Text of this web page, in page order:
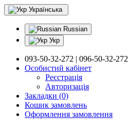
Українська
Russian
Укр
093-50-32-272 | 096-50-32-272
Особистий кабінет
Реєстрація
Авторизація
Закладки (0)
Кошик замовлень
Оформлення замовлення